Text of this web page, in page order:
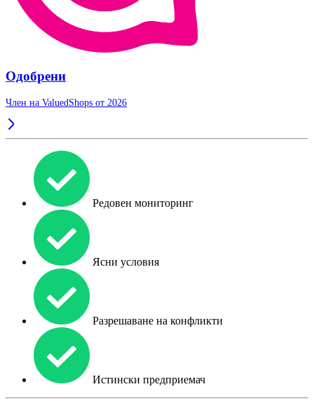
Одобрени
Член на ValuedShops от 2026
Редовен мониторинг
Ясни условия
Разрешаване на конфликти
Истински предприемач